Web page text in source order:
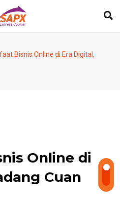
Bisnis Online di Era Digital,
Online di
Cuan